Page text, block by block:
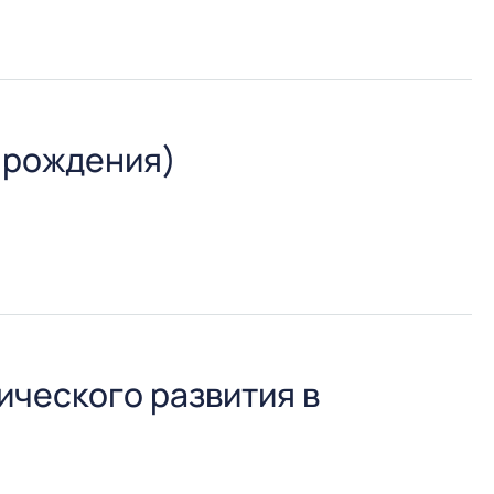
наук профессору Анатолию Архиповичу
Александра Александровича Артишевского.
развития в